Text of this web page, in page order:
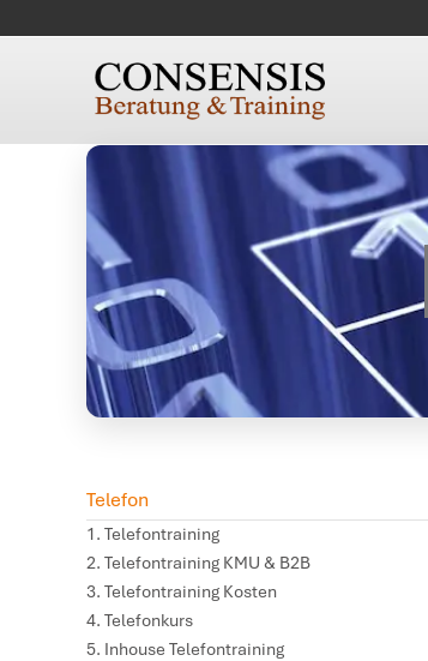
Telefon
Telefontraining
Telefontraining KMU & B2B
Telefontraining Kosten
Telefonkurs
Inhouse Telefontraining